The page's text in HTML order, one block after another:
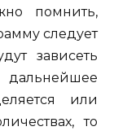
помнить,
следует
зависеть
или
то